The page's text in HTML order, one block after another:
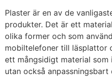
Plaster är en av de
produkter. Det är ett
olika former och som
mobiltelefoner till läsplattor
ett mångsidigt material
utan också